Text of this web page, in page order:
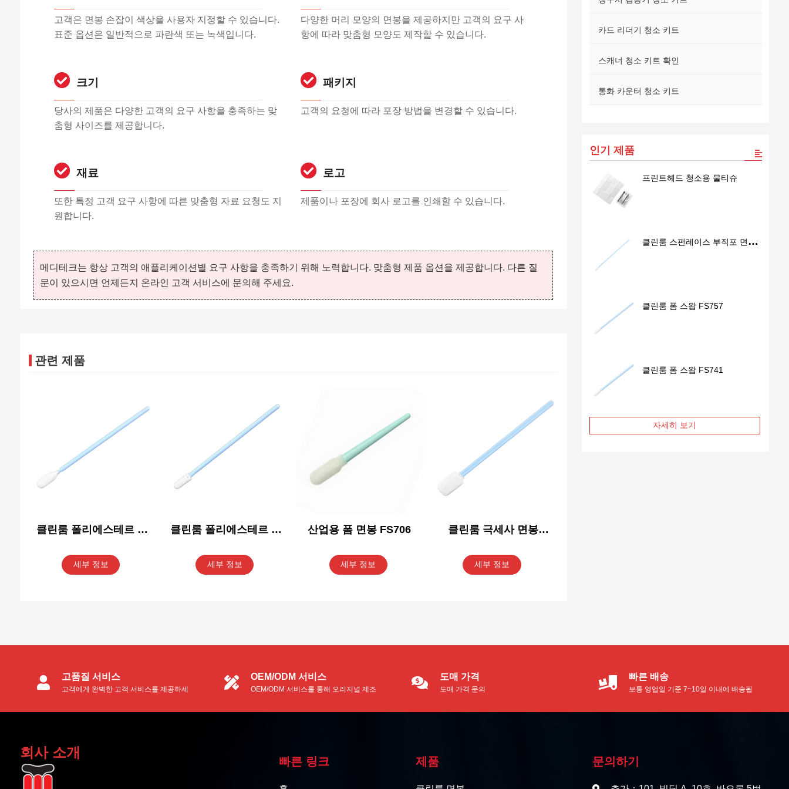
고객은 면봉 손잡이 색상을 사용자 지정할 수 있습니다.
표준 옵션은 일반적으로 파란색 또는 녹색입니다.
다양한 머리 모양의 면봉을 제공하지만 고객의 요구 사
항에 따라 맞춤형 모양도 제작할 수 있습니다.
크기
당사의 제품은 다양한 고객의 요구 사항을 충족하는 맞
춤형 사이즈를 제공합니다.
패키지
고객의 요청에 따라 포장 방법을 변경할 수 있습니다.
재료
또한 특정 고객 요구 사항에 따른 맞춤형 자료 요청도 지
원합니다.
로고
제품이나 포장에 회사 로고를 인쇄할 수 있습니다.
메디테크는 항상 고객의 애플리케이션별 요구 사항을 충족하기 위해 노력합니다. 맞춤형 제품 옵션을 제공합니다. 다른 질
문이 있으시면 언제든지 온라인 고객 서비스에 문의해 주세요.
관련 제품
클린룸 폴리에스테르 면
세부 정보
클린룸 폴리에스테르 면
세부 정보
산업용 폼 면봉 FS706
세부 정보
클린룸 극세사 면봉
세부 정보
카드 리더기 청소 키트
스캐너 청소 키트 확인
통화 카운터 청소 키트
인기 제품
프린트헤드 청소용 물티슈
클린룸 스펀레이스 부직포 면봉
클린룸 폼 스왑 FS757
클린룸 폼 스왑 FS741
자세히 보기
고품질 서비스
고객에게 완벽한 고객 서비스를 제공하세
OEM/ODM 서비스
OEM/ODM 서비스를 통해 오리지널 제조
도매 가격
도매 가격 문의
빠른 배송
보통 영업일 기준 7~10일 이내에 배송됩
회사 소개
빠른 링크 제품 문의하기